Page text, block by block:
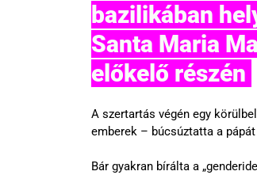
bazilikában
Santa Maria
előkelő részén
A szertartás végén egy
emberek – búcsúztatta a
Bár gyakran bírálta a